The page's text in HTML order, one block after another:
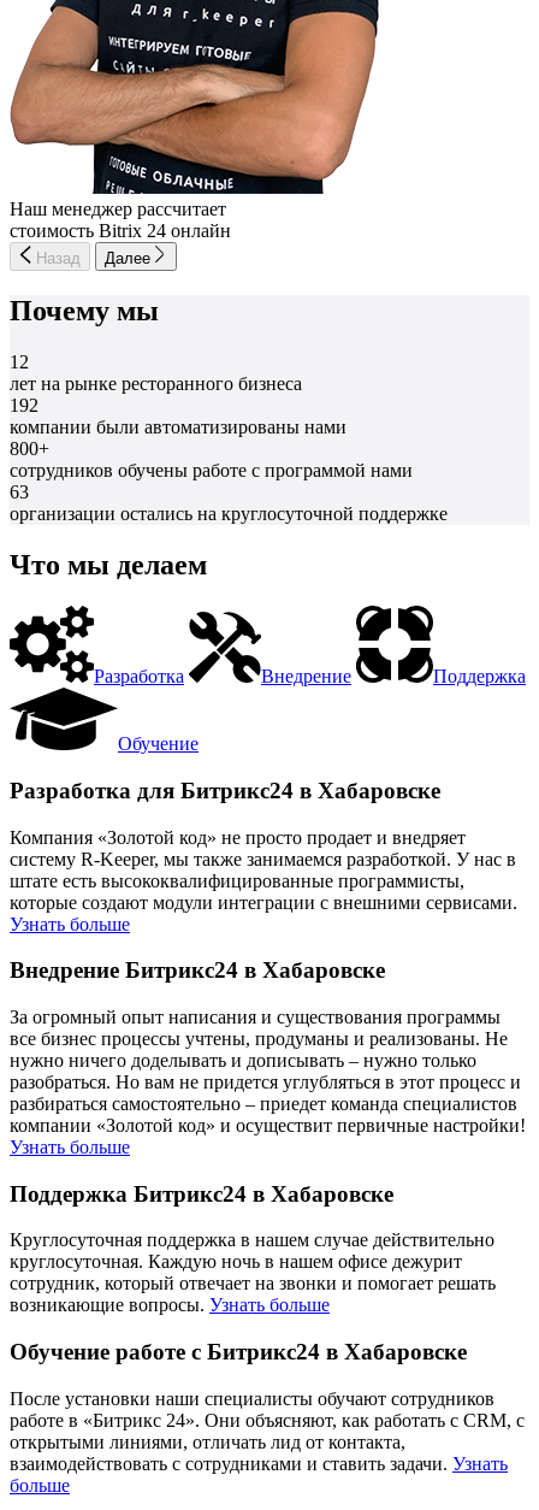
Наш менеджер рассчитает
стоимость Bitrix 24 онлайн
Назад Далее
Почему мы
12
лет на рынке ресторанного бизнеса
192
компании были автоматизированы нами
800+
сотрудников обучены работе с программой нами
63
организации остались на круглосуточной поддержке
Что мы делаем
Разработка Внедрение Поддержка
Обучение
Разработка для Битрикс24 в Хабаровске
Компания «Золотой код» не просто продает и внедряет
систему R-Keeper, мы также занимаемся разработкой. У нас в
штате есть высококвалифицированные программисты,
которые создают модули интеграции с внешними сервисами.
Узнать больше
Внедрение Битрикс24 в Хабаровске
За огромный опыт написания и существования программы
все бизнес процессы учтены, продуманы и реализованы. Не
нужно ничего доделывать и дописывать – нужно только
разобраться. Но вам не придется углубляться в этот процесс и
разбираться самостоятельно – приедет команда специалистов
компании «Золотой код» и осуществит первичные настройки!
Узнать больше
Поддержка Битрикс24 в Хабаровске
Круглосуточная поддержка в нашем случае действительно
круглосуточная. Каждую ночь в нашем офисе дежурит
сотрудник, который отвечает на звонки и помогает решать
возникающие вопросы. Узнать больше
Обучение работе с Битрикс24 в Хабаровске
После установки наши специалисты обучают сотрудников
работе в «Битрикс 24». Они объясняют, как работать с CRM, с
открытыми линиями, отличать лид от контакта,
взаимодействовать с сотрудниками и ставить задачи. Узнать
больше